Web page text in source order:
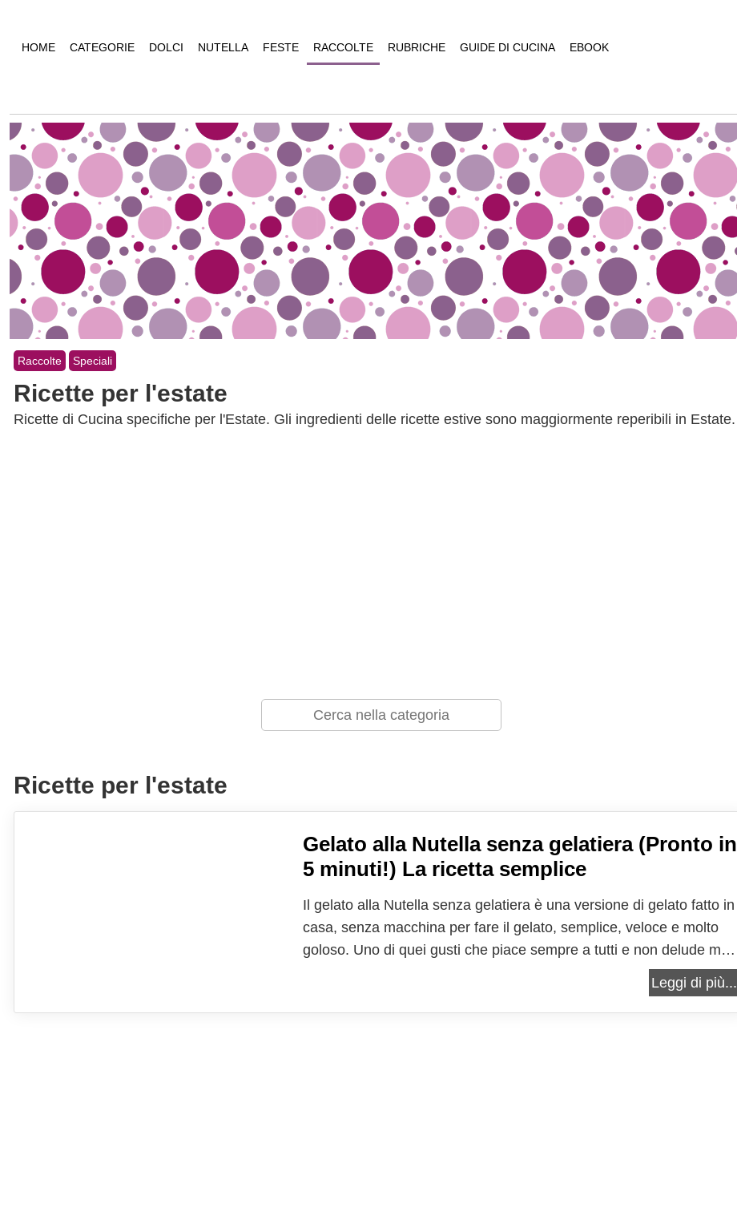
HOME CATEGORIE DOLCI NUTELLA FESTE RACCOLTE RUBRICHE GUIDE DI CUCINA EBOOK
Raccolte Speciali
Ricette per l'estate
Ricette di Cucina specifiche per l'Estate. Gli ingredienti delle ricette estive sono maggiormente reperibili in Estate.
Ricette per l'estate
Gelato alla Nutella senza gelatiera (Pronto in
5 minuti!) La ricetta semplice
Il gelato alla Nutella senza gelatiera è una versione di gelato fatto in
casa, senza macchina per fare il gelato, semplice, veloce e molto
goloso. Uno di quei gusti che piace sempre a tutti e non delude mai!
Un gusto di gelato che mixa, grazie all'utilizzo della famosa crema
Leggi di più...